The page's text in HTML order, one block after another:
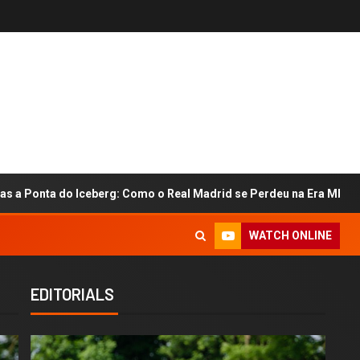
Como o Real Madrid se Perdeu na Era Mbappé
WATCH ONLINE
EDITORIALS